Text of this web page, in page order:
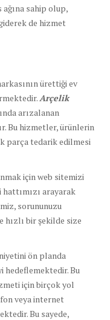
sahip olup,
de hizmet
ürettiği ev
Arçelik
arızalanan
Bu hizmetler, ürünlerin
parça tedarik edilmesi
için web sitemizi
arayarak
sorununuzu
hızlı bir şekilde size
ön planda
hedeflemektedir. Bu
için birçok yol
veya internet
Bu sayede,